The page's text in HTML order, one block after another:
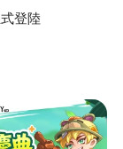
登陸